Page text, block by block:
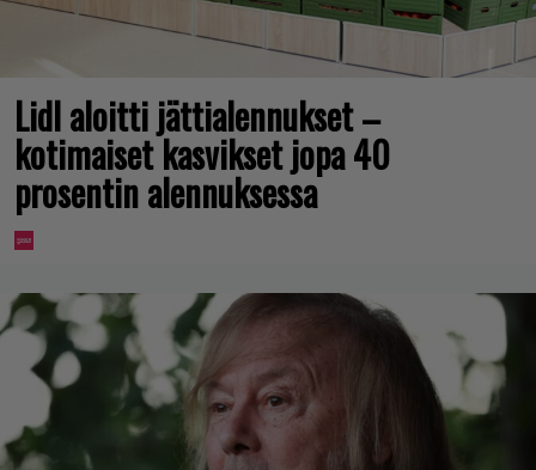
Lidl aloitti jättialennukset –
kotimaiset kasvikset jopa 40
prosentin alennuksessa